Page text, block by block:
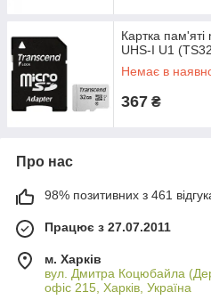
Картка
UHS-I U1
Немає в
367 ₴
Про нас
98% позитивних з 461
Працює з 27.07.2011
м. Харків
вул. Дмитра Коцюбайла
офіс 215, Харків, Україна